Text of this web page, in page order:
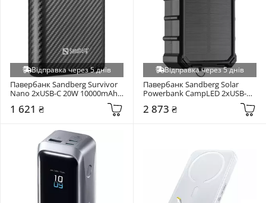
Відправка через 5 днів
Павербанк Sandberg Survivor
Nano 2xUSB-C 20W 10000mAh
1 621 ₴
Відправка через 5 днів
Павербанк Sandberg Solar
Powerbank CampLED 2xUSB-C
+ 1xUSB-A 22,5W 20000mAh
Black (421-24)
2 873 ₴